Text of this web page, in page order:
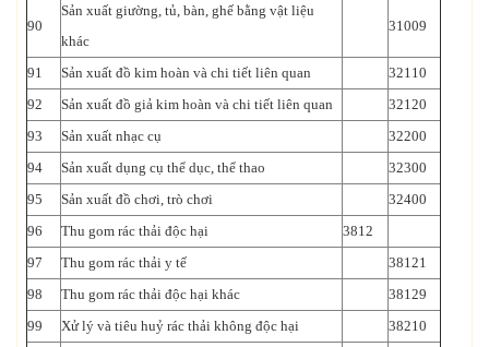
90
Sản xuất giường, tủ, bàn, ghế bằng vật liệu
khác
31009
91 Sản xuất đồ kim hoàn và chi tiết liên quan
32110
92
Sản xuất đồ giả kim hoàn và chi tiết liên quan
32120
93
Sản xuất nhạc cụ
32200
94
Sản xuất dụng cụ thể dục, thể thao
32300
95
Sản xuất đồ chơi, trò chơi
32400
96
Thu gom rác thải độc hại
3812
97
Thu gom rác thải y tế
38121
98
Thu gom rác thải độc hại khác
38129
99
Xử lý và tiêu huỷ rác thải không độc hại
38210